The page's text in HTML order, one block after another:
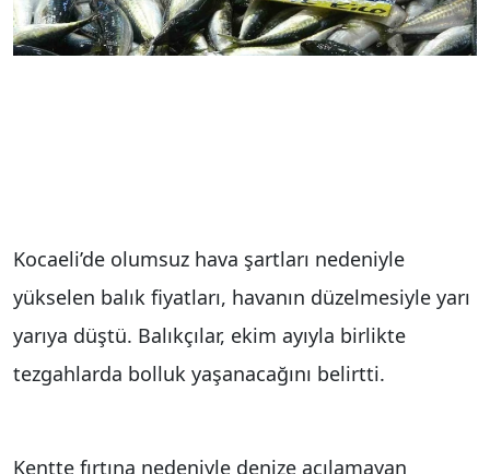
Kocaeli’de olumsuz hava şartları nedeniyle
yükselen balık fiyatları, havanın düzelmesiyle yarı
yarıya düştü. Balıkçılar, ekim ayıyla birlikte
tezgahlarda bolluk yaşanacağını belirtti.
Kentte fırtına nedeniyle denize açılamayan